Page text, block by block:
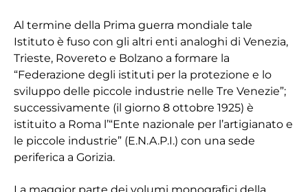
Al termine della Prima guerra mondiale tale
Istituto è fuso con gli altri enti analoghi di Venezia,
Trieste, Rovereto e Bolzano a formare la
“Federazione degli istituti per la protezione e lo
sviluppo delle piccole industrie nelle Tre Venezie”;
successivamente (il giorno 8 ottobre 1925) è
istituito a Roma l’“Ente nazionale per l’artigianato e
le piccole industrie” (E.N.A.P.I.) con una sede
periferica a Gorizia.